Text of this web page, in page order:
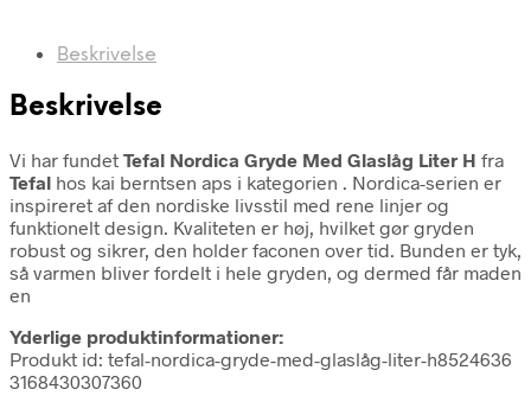
Beskrivelse
Beskrivelse
Vi har fundet Tefal Nordica Gryde Med Glaslåg Liter H fra
Tefal hos kai berntsen aps i kategorien . Nordica-serien er
inspireret af den nordiske livsstil med rene linjer og
funktionelt design. Kvaliteten er høj, hvilket gør gryden
robust og sikrer, den holder faconen over tid. Bunden er tyk,
så varmen bliver fordelt i hele gryden, og dermed får maden
en
Yderlige produktinformationer:
Produkt id: tefal-nordica-gryde-med-glaslåg-liter-h8524636
3168430307360